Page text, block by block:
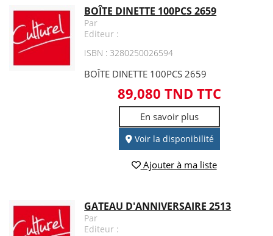
BOÎTE DINETTE 100PCS 2659
Par
Editeur :
ISBN : 3280250026594
BOÎTE DINETTE 100PCS 2659
89,080 TND TTC
En savoir plus
Voir la disponibilité
Ajouter à ma liste
GATEAU D'ANNIVERSAIRE 2513
Par
Editeur :